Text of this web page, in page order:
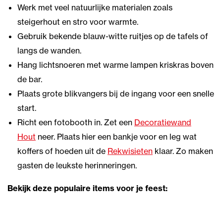
Werk met veel natuurlijke materialen zoals
steigerhout en stro voor warmte.
Gebruik bekende blauw-witte ruitjes op de tafels of
langs de wanden.
Hang lichtsnoeren met warme lampen kriskras boven
de bar.
Plaats grote blikvangers bij de ingang voor een snelle
start.
Richt een fotobooth in. Zet een Decoratiewand
Hout neer. Plaats hier een bankje voor en leg wat
koffers of hoeden uit de Rekwisieten klaar. Zo maken
gasten de leukste herinneringen.
Bekijk deze populaire items voor je feest: